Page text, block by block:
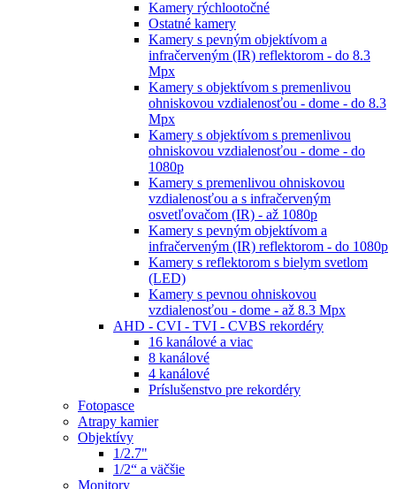
Kamery rýchlootočné
Ostatné kamery
Kamery s pevným objektívom a
infračerveným (IR) reflektorom - do 8.3
Mpx
Kamery s objektívom s premenlivou
ohniskovou vzdialenosťou - dome - do 8.3
Mpx
Kamery s objektívom s premenlivou
ohniskovou vzdialenosťou - dome - do
1080p
Kamery s premenlivou ohniskovou
vzdialenosťou a s infračerveným
osvetľovačom (IR) - až 1080p
Kamery s pevným objektívom a
infračerveným (IR) reflektorom - do 1080p
Kamery s reflektorom s bielym svetlom
(LED)
Kamery s pevnou ohniskovou
vzdialenosťou - dome - až 8.3 Mpx
AHD - CVI - TVI - CVBS rekordéry
16 kanálové a viac
8 kanálové
4 kanálové
Príslušenstvo pre rekordéry
Fotopasce
Atrapy kamier
Objektívy
1/2.7"
1/2“ a väčšie
Monitory